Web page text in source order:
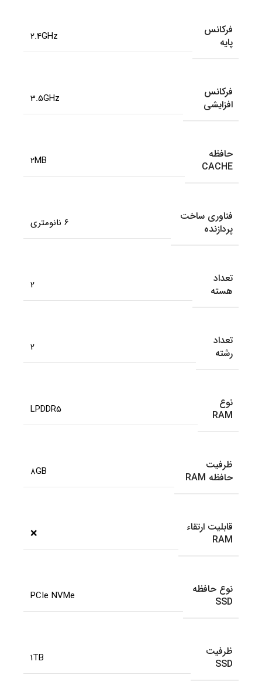
فرکانس
پایه
2.4GHz
فرکانس
افزایشی
3.5GHz
حافظه
CACHE
2MB
فناوری ساخت
پردازنده
6 نانومتری
تعداد
هسته
2
تعداد
رشته
2
نوع
RAM
LPDDR5
ظرفیت
حافظه RAM
8GB
قابلیت ارتقاء
RAM
❌
نوع حافظه
SSD
PCIe NVMe
ظرفیت
SSD
1TB